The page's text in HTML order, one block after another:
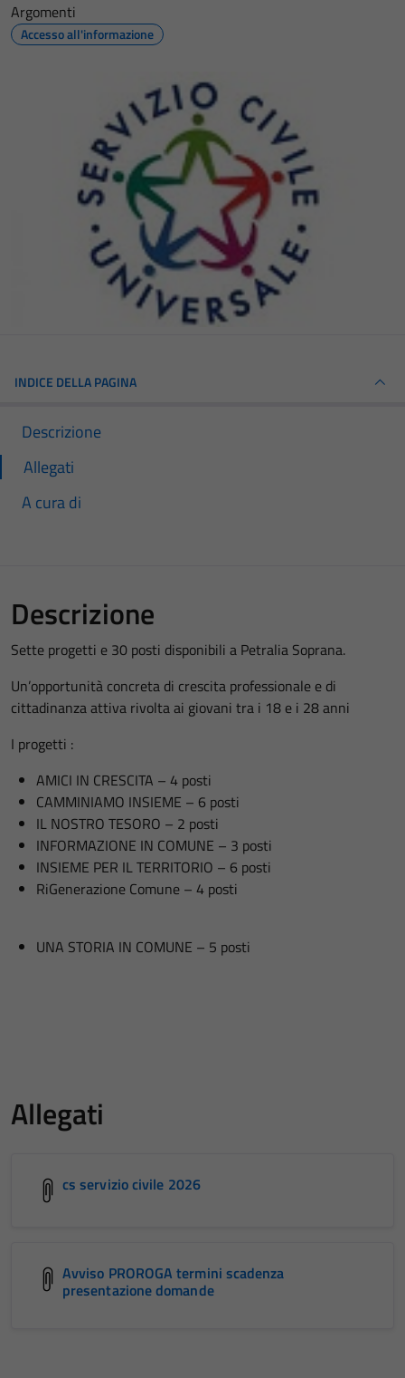
Argomenti
Accesso all'informazione
INDICE DELLA PAGINA
Descrizione
Allegati
A cura di
Descrizione
Sette progetti e 30 posti disponibili a Petralia Soprana.
Un’opportunità concreta di crescita professionale e di
cittadinanza attiva rivolta ai giovani tra i 18 e i 28 anni
I progetti :
AMICI IN CRESCITA – 4 posti
CAMMINIAMO INSIEME – 6 posti
IL NOSTRO TESORO – 2 posti
INFORMAZIONE IN COMUNE – 3 posti
INSIEME PER IL TERRITORIO – 6 posti
RiGenerazione Comune – 4 posti
UNA STORIA IN COMUNE – 5 posti
Allegati
cs servizio civile 2026
Avviso PROROGA termini scadenza
presentazione domande